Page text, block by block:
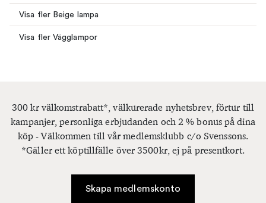
Visa fler Beige lampa
Visa fler Vägglampor
300 kr välkomstrabatt*, välkurerade nyhetsbrev, förtur till
kampanjer, personliga erbjudanden och 2 % bonus på dina
köp - Välkommen till vår medlemsklubb c/o Svenssons.
*Gäller ett köptillfälle över 3500kr, ej på presentkort.
Skapa medlemskonto